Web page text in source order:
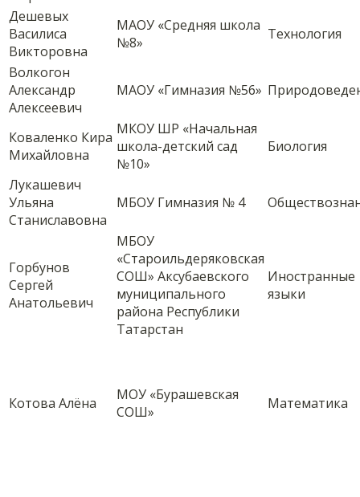
Дешевых
Василиса
Викторовна
МАОУ «Средняя школа
№8»
Технология
Волкогон
Александр
Алексеевич
МАОУ «Гимназия №56»
Коваленко Кира
Михайловна
МКОУ ШР «Начальная
школа-детский сад
№10»
Биология
Лукашевич
Ульяна
Станиславовна
МБОУ Гимназия № 4
Горбунов
Сергей
Анатольевич
МБОУ
«Староильдеряковская
СОШ» Аксубаевского
муниципального
района Республики
Татарстан
Иностранные
языки
Котова Алёна
МОУ «Бурашевская
СОШ»
Математика